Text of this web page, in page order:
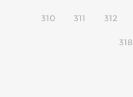
310 311 312
318